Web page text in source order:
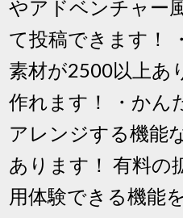
やアドベンチャー
て投稿できます！
素材が2500以上あ
作れます！ ・かん
アレンジする機能
あります！ 有料の
用体験できる機能